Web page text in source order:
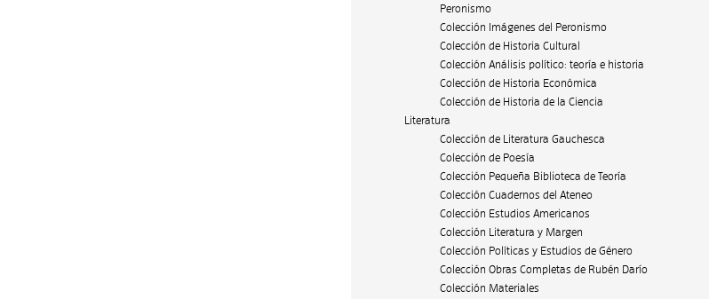
Peronismo
Colección Imágenes del Peronismo
Colección de Historia Cultural
Colección Análisis político: teoría e historia
Colección de Historia Económica
Colección de Historia de la Ciencia
Literatura
Colección de Literatura Gauchesca
Colección de Poesía
Colección Pequeña Biblioteca de Teoría
Colección Cuadernos del Ateneo
Colección Estudios Americanos
Colección Literatura y Margen
Colección Políticas y Estudios de Género
Colección Obras Completas de Rubén Darío
Colección Materiales